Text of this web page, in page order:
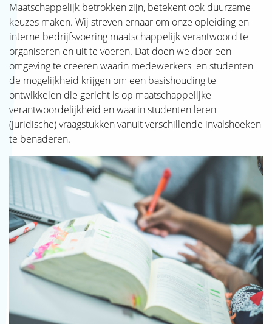
Maatschappelijk betrokken zijn, betekent ook duurzame
keuzes maken. Wij streven ernaar om onze opleiding en
interne bedrijfsvoering maatschappelijk verantwoord te
organiseren en uit te voeren. Dat doen we door een
omgeving te creëren waarin medewerkers en studenten
de mogelijkheid krijgen om een basishouding te
ontwikkelen die gericht is op maatschappelijke
verantwoordelijkheid en waarin studenten leren
(juridische) vraagstukken vanuit verschillende invalshoeken
te benaderen.